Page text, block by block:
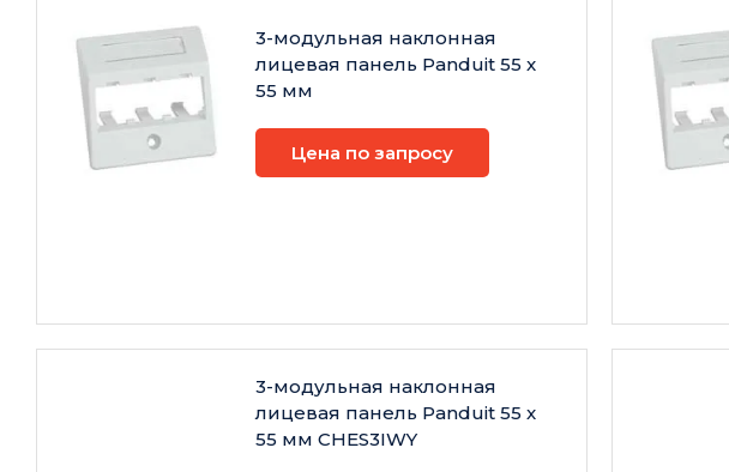
3-модульная наклонная
лицевая панель Panduit 55 x
55 мм
Цена по запросу
3-модульная наклонная
лицевая панель Panduit 55 x
55 мм CHES3IWY